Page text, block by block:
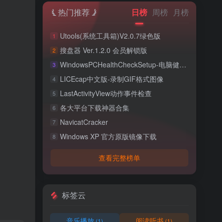
热门推荐 日榜 周榜 月榜
1 Utools(系统工具箱)V2.0.7绿色版
2 搜盘器 Ver.1.2.0 会员解锁版
3 WindowsPCHealthCheckSetup-电脑健康检查
4 LICEcap中文版-录制GIF格式图像
5 LastActivityView动作事件检查
6 各大平台下载神器合集
7 NavicatCracker
8 Windows XP 官方原版镜像下载
查看完整榜单
标签云